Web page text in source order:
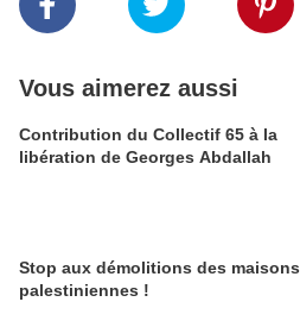
Vous aimerez aussi
Contribution du Collectif 65 à la
libération de Georges Abdallah
Stop aux démolitions des maisons
palestiniennes !